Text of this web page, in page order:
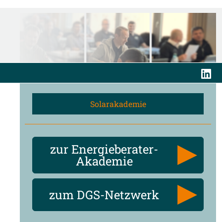
Solarakademie
zur Energieberater-
Akademie
zum DGS-Netzwerk